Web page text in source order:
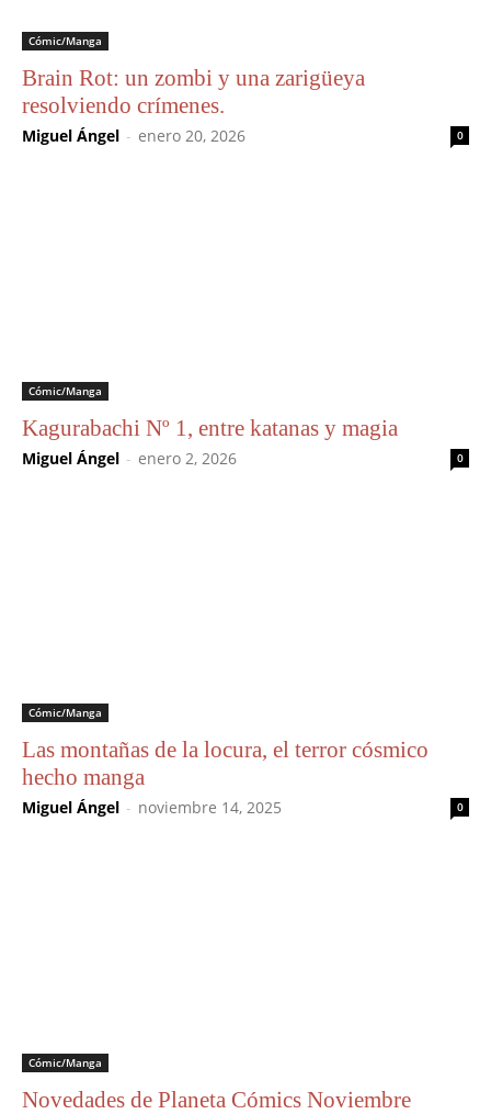
Cómic/Manga
Brain Rot: un zombi y una zarigüeya
resolviendo crímenes.
Miguel Ángel - enero 20, 2026 0
Cómic/Manga
Kagurabachi Nº 1, entre katanas y magia
Miguel Ángel - enero 2, 2026 0
Cómic/Manga
Las montañas de la locura, el terror cósmico
hecho manga
Miguel Ángel - noviembre 14, 2025 0
Cómic/Manga
Novedades de Planeta Cómics Noviembre